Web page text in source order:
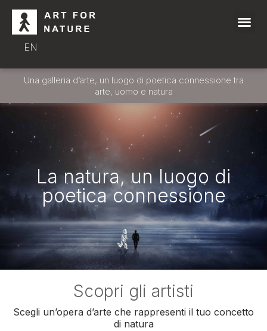
EN
Una galleria d’arte, un luogo di poetica connessione tra
arte, uomo e natura
La natura, un luogo di
poetica connessione
Scopri gli artisti
Scegli un’opera d’arte che rappresenti il tuo concetto
di natura